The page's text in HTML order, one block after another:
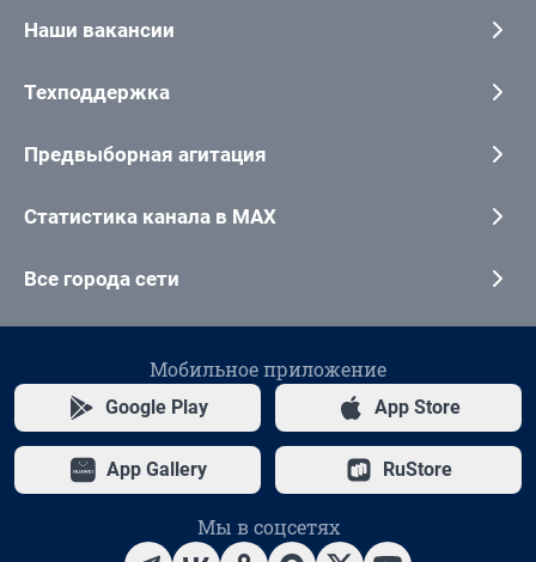
Наши вакансии
Техподдержка
Предвыборная агитация
Статистика канала в MAX
Все города сети
Мобильное приложение
Google Play App Store
App Gallery RuStore
Мы в соцсетях